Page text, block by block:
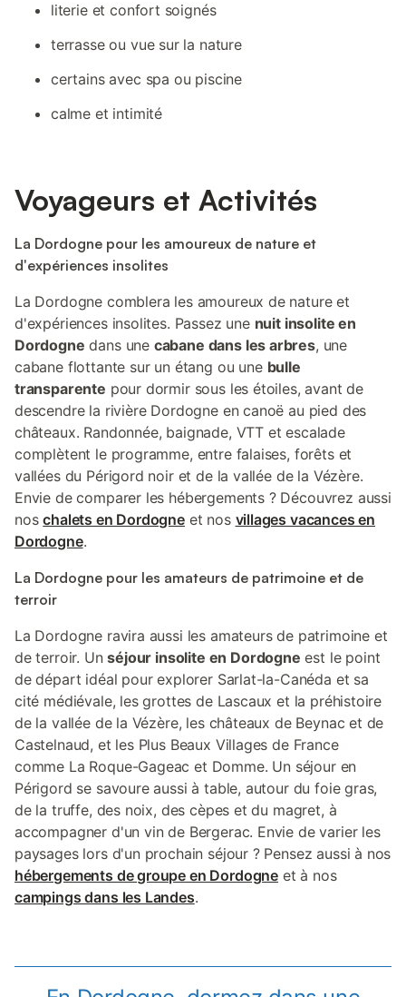
literie et confort soignés
terrasse ou vue sur la nature
certains avec spa ou piscine
calme et intimité
Voyageurs et Activités
La Dordogne pour les amoureux de nature et
d'expériences insolites
La Dordogne comblera les amoureux de nature et
d'expériences insolites. Passez une nuit insolite en
Dordogne dans une cabane dans les arbres, une
cabane flottante sur un étang ou une bulle
transparente pour dormir sous les étoiles, avant de
descendre la rivière Dordogne en canoë au pied des
châteaux. Randonnée, baignade, VTT et escalade
complètent le programme, entre falaises, forêts et
vallées du Périgord noir et de la vallée de la Vézère.
Envie de comparer les hébergements ? Découvrez aussi
noschalets en Dordogneet nos villages vacances en
Dordogne.
La Dordogne pour les amateurs de patrimoine et de
terroir
La Dordogne ravira aussi les amateurs de patrimoine et
de terroir. Unséjour insolite en Dordogne est le point
de départ idéal pour explorer Sarlat-la-Canéda et sa
cité médiévale, les grottes de Lascaux et la préhistoire
de la vallée de la Vézère, les châteaux de Beynac et de
Castelnaud, et les Plus Beaux Villages de France
comme La Roque-Gageac et Domme. Un séjour en
Périgord se savoure aussi à table, autour du foie gras,
de la truffe, des noix, des cèpes et du magret, à
accompagner d'un vin de Bergerac. Envie de varier les
paysages lors d'un prochain séjour ? Pensez aussi à nos
hébergements de groupe en Dordogne et à nos
campings dans les Landes.